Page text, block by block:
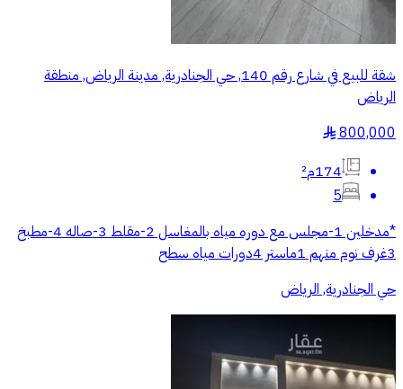
شقة للبيع في شارع رقم 140, حي الجنادرية, مدينة الرياض, منطقة
الرياض
800,000
§
174م²
5
*مدخلين 1-مجلس مع دوره مياه بالمغاسل 2-مقلط 3-صاله 4-مطبخ
3غرف نوم منهم 1ماستر 4دورات مياه سطح
حي الجنادرية, الرياض